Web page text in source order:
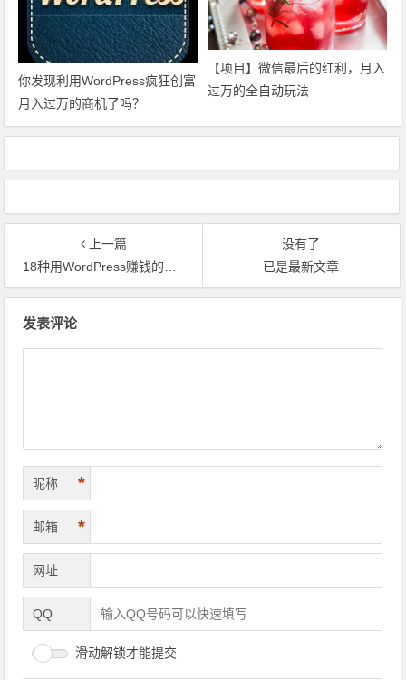
你发现利用WordPress疯狂创富
月入过万的商机了吗？
【项目】微信最后的红利，月入
过万的全自动玩法
上一篇
18种用WordPress赚钱的可选方法
没有了
已是最新文章
发表评论
昵称 *
邮箱 *
网址
QQ
滑动解锁才能提交